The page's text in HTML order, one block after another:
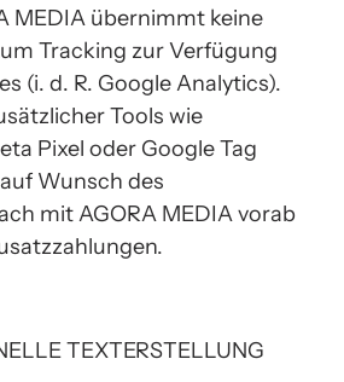
MEDIA übernimmt keine
Tracking zur Verfügung
(i. d. R. Google Analytics).
Tools wie
Pixel oder Google Tag
Wunsch des
mit AGORA MEDIA vorab
TEXTERSTELLUNG